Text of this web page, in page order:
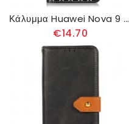
Κάλυμμα Huawei Nova 9 / Honor 50 Φινετσάτο Ψεύτικο Δέρμα
€14.70